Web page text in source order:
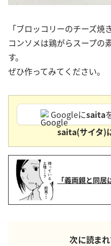
「ブロッコリーのチーズ焼
コンソメは鶏がらスープの
す。
ぜひ作ってみてください。
Googleにsaita
saita(サイタ)
「義両親と同
次に読ま